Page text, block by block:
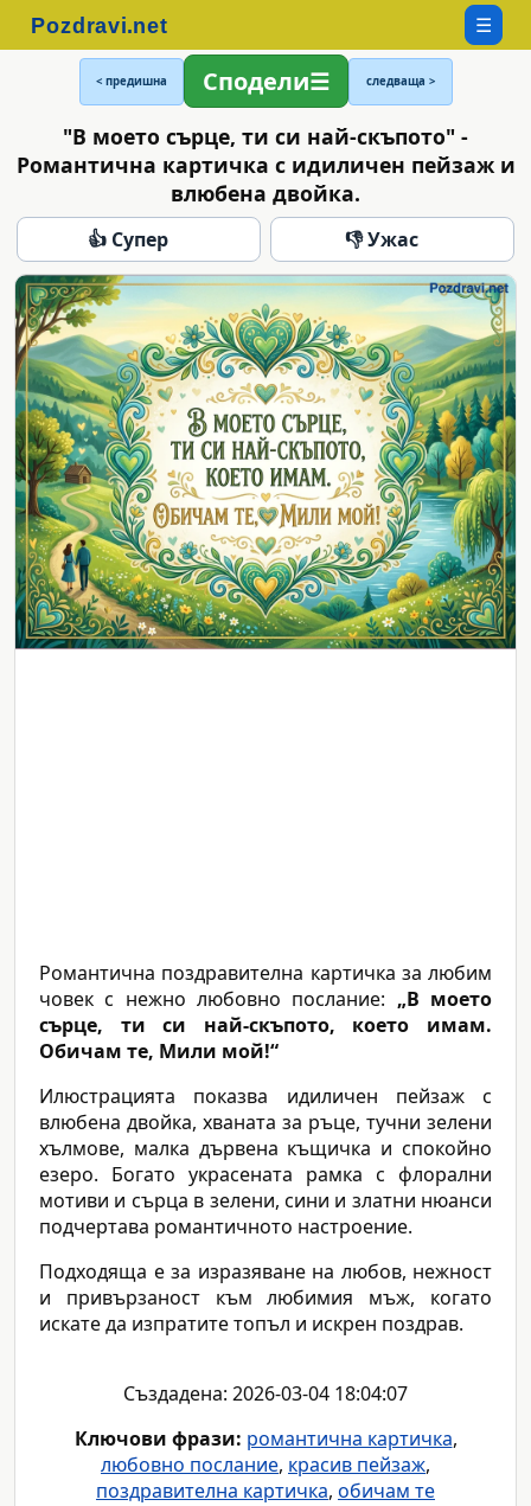
☰
< предишна Сподели следваща >
"В моето сърце, ти си най-скъпото" -
Романтична картичка с идиличен пейзаж и
влюбена двойка.
👍 Супер 👎 Ужас
Романтична поздравителна картичка за любим
човек с нежно любовно послание: „В моето
сърце, ти си най-скъпото, което имам.
Обичам те, Мили мой!“
Илюстрацията показва идиличен пейзаж с
влюбена двойка, хваната за ръце, тучни зелени
хълмове, малка дървена къщичка и спокойно
езеро. Богато украсената рамка с флорални
мотиви и сърца в зелени, сини и златни нюанси
подчертава романтичното настроение.
Подходяща е за изразяване на любов, нежност
и привързаност към любимия мъж, когато
искате да изпратите топъл и искрен поздрав.
Създадена: 2026-03-04 18:04:07
Ключови фрази: романтична картичка,
любовно послание, красив пейзаж,
поздравителна картичка, обичам те